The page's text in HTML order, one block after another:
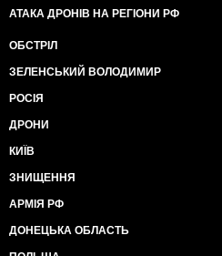
АТАКА ДРОНІВ НА РЕГІОНИ РФ
ОБСТРІЛ
ЗЕЛЕНСЬКИЙ ВОЛОДИМИР
РОСІЯ
ДРОНИ
КИЇВ
ЗНИЩЕННЯ
АРМІЯ РФ
ДОНЕЦЬКА ОБЛАСТЬ